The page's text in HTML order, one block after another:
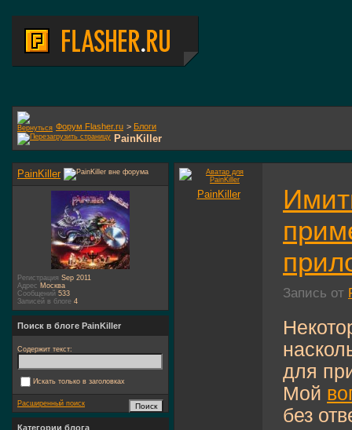
Форум Flasher.ru > Блоги
PainKiller
PainKiller
Запись от
для
Мой
без
PainKiller
Регистрация Sep 2011
Адрес Москва
Сообщений 533
Записей в блоге 4
Поиск в блоге PainKiller
Содержит текст:
Искать только в заголовках
Расширенный поиск
Категории блога